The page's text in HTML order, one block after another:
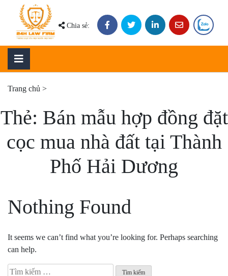
content
Chia sẻ:
Trang chủ >
Thẻ: Bán mẫu hợp đồng đặt
cọc mua nhà đất tại Thành
Phố Hải Dương
Nothing Found
It seems we can’t find what you’re looking for. Perhaps searching
can help.
Tìm